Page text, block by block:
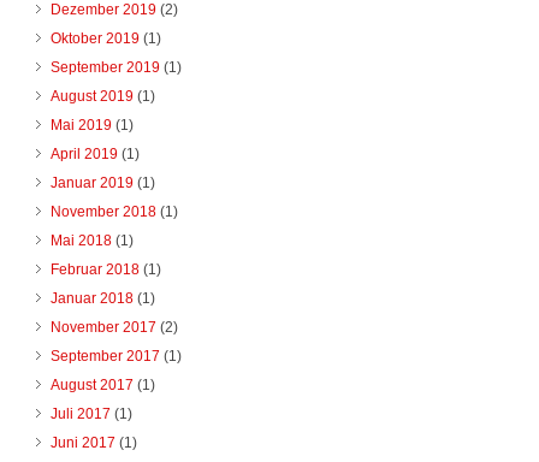
Dezember 2019 (2)
Oktober 2019 (1)
September 2019 (1)
August 2019 (1)
Mai 2019 (1)
April 2019 (1)
Januar 2019 (1)
November 2018 (1)
Mai 2018 (1)
Februar 2018 (1)
Januar 2018 (1)
November 2017 (2)
September 2017 (1)
August 2017 (1)
Juli 2017 (1)
Juni 2017 (1)